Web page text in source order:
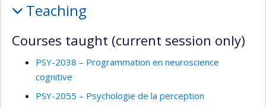
and
supervision
Teaching
Courses taught (current session only)
PSY-2038 – Programmation en neuroscience
cognitive
PSY-2055 – Psychologie de la perception